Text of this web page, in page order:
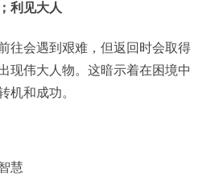
利见大人
往会遇到艰难，但返回时会取得
现伟大人物。这暗示着在困境中
机和成功。
慧